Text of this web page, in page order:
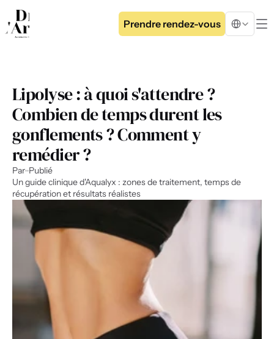
Prendre rendez-vous
Select
Lipolyse : à quoi s'attendre ?
Combien de temps durent les
gonflements ? Comment y
remédier ?
Par Publié
Un guide clinique d'Aqualyx : zones de traitement, temps de
récupération et résultats réalistes